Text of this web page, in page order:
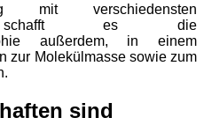
mit verschiedensten
schafft es die
außerdem, in einem
zur Molekülmasse sowie zum
sind